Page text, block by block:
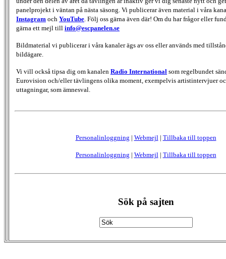
panelprojekt i väntan på nästa säsong. Vi publicerar även material i våra
Instagram och YouTube . Följ oss gärna även där! Om du har frågor eller
gärna ett mejl till info@escpanelen.se
Bildmaterial vi publicerar i våra kanaler ägs av oss eller används med
bildägare.
Vi vill också tipsa dig om kanalen Radio International som regelbundet
Eurovision och/eller tävlingens olika moment, exempelvis artistintervjuer
uttagningar, som ämnesval.
Personalinloggning | Webmejl | Tillbaka till toppen
Personalinloggning | Webmejl | Tillbaka till toppen
Sök på sajten